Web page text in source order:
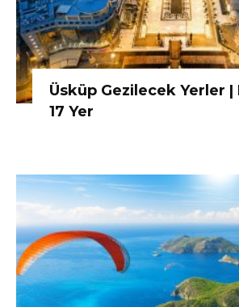
Üsküp Gezilecek Yerler |
17 Yer